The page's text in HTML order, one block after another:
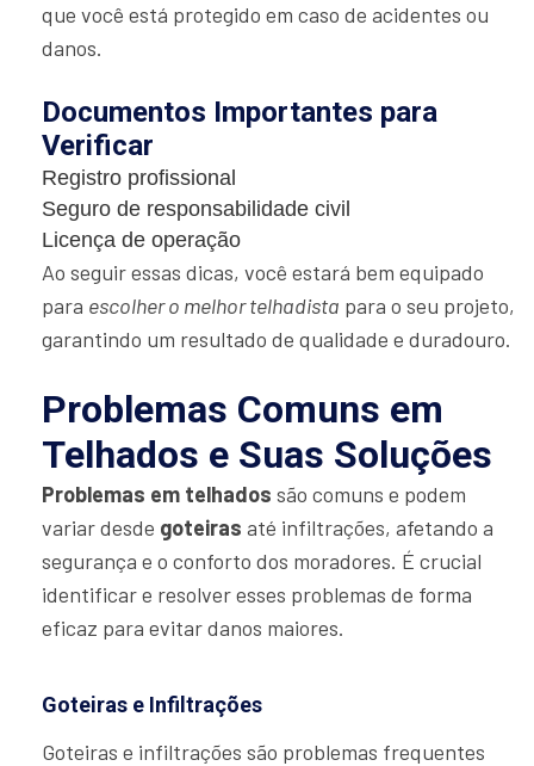
que você está protegido em caso de acidentes ou
danos.
Documentos Importantes para
Verificar
Registro profissional
Seguro de responsabilidade civil
Licença de operação
Ao seguir essas dicas, você estará bem equipado
para escolher o melhor telhadista para o seu projeto,
garantindo um resultado de qualidade e duradouro.
Problemas Comuns em
Telhados e Suas Soluções
Problemas em telhados são comuns e podem
variar desde goteiras até infiltrações, afetando a
segurança e o conforto dos moradores. É crucial
identificar e resolver esses problemas de forma
eficaz para evitar danos maiores.
Goteiras e Infiltrações
Goteiras e infiltrações são problemas frequentes